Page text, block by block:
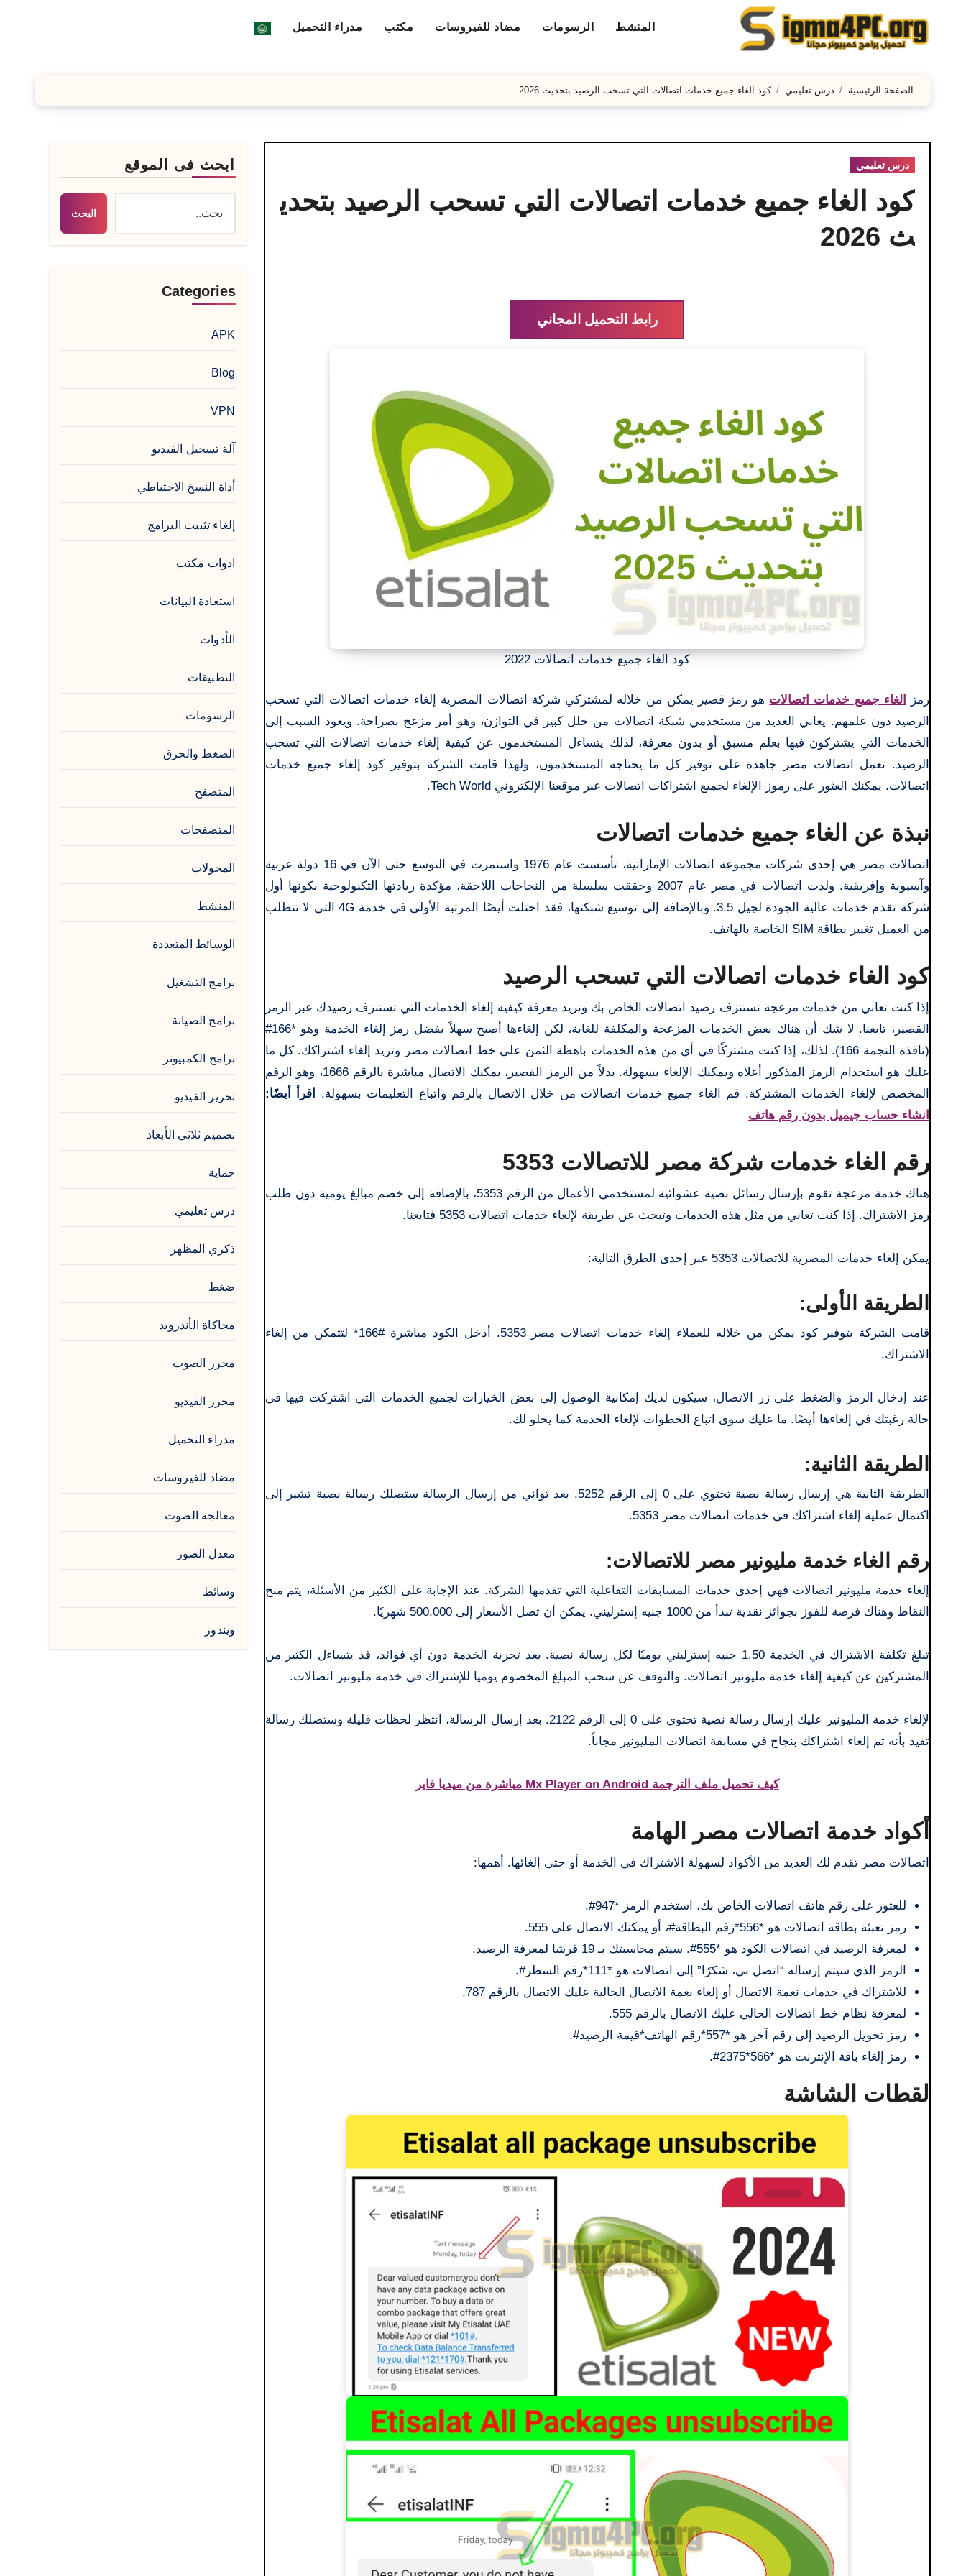
المنشط الرسومات مضاد للفيروسات مكتب مدراء التحميل
الصفحة الرئيسية درس تعليمي كود الغاء جميع خدمات اتصالات التي تسحب الرصيد بتحديث 2026
درس تعليمي
كود الغاء جميع خدمات اتصالات التي تسحب الرصيد بتحدي
ث 2026
رابط التحميل المجاني
كود الغاء جميع خدمات اتصالات 2022
رمز الغاء جميع خدمات اتصالات هو رمز قصير يمكن من خلاله لمشتركي شركة اتصالات المصرية إلغاء خدمات اتصالات التي تسحب
الرصيد دون علمهم. يعاني العديد من مستخدمي شبكة اتصالات من خلل كبير في التوازن، وهو أمر مزعج بصراحة. ويعود السبب إلى
الخدمات التي يشتركون فيها بعلم مسبق أو بدون معرفة، لذلك يتساءل المستخدمون عن كيفية إلغاء خدمات اتصالات التي تسحب
الرصيد. تعمل اتصالات مصر جاهدة على توفير كل ما يحتاجه المستخدمون، ولهذا قامت الشركة بتوفير كود إلغاء جميع خدمات
اتصالات. يمكنك العثور على رموز الإلغاء لجميع اشتراكات اتصالات عبر موقعنا الإلكتروني Tech World.
نبذة عن الغاء جميع خدمات اتصالات
اتصالات مصر هي إحدى شركات مجموعة اتصالات الإماراتية، تأسست عام 1976 واستمرت في التوسع حتى الآن في 16 دولة عربية
وآسيوية وإفريقية. ولدت اتصالات في مصر عام 2007 وحققت سلسلة من النجاحات اللاحقة، مؤكدة ريادتها التكنولوجية بكونها أول
شركة تقدم خدمات عالية الجودة لجيل 3.5. وبالإضافة إلى توسيع شبكتها، فقد احتلت أيضًا المرتبة الأولى في خدمة 4G التي لا تتطلب
من العميل تغيير بطاقة SIM الخاصة بالهاتف.
كود الغاء خدمات اتصالات التي تسحب الرصيد
إذا كنت تعاني من خدمات مزعجة تستنزف رصيد اتصالات الخاص بك وتريد معرفة كيفية إلغاء الخدمات التي تستنزف رصيدك عبر الرمز
القصير، تابعنا. لا شك أن هناك بعض الخدمات المزعجة والمكلفة للغاية، لكن إلغاءها أصبح سهلاً بفضل رمز إلغاء الخدمة وهو *166#
(نافذة النجمة 166). لذلك، إذا كنت مشتركًا في أي من هذه الخدمات باهظة الثمن على خط اتصالات مصر وتريد إلغاء اشتراكك. كل ما
عليك هو استخدام الرمز المذكور أعلاه ويمكنك الإلغاء بسهولة. بدلاً من الرمز القصير، يمكنك الاتصال مباشرة بالرقم 1666، وهو الرقم
المخصص لإلغاء الخدمات المشتركة. قم الغاء جميع خدمات اتصالات من خلال الاتصال بالرقم واتباع التعليمات بسهولة.
اقرأ أيضًا:
انشاء حساب جيميل بدون رقم هاتف
رقم الغاء خدمات شركة مصر للاتصالات 5353
هناك خدمة مزعجة تقوم بإرسال رسائل نصية عشوائية لمستخدمي الأعمال من الرقم 5353، بالإضافة إلى خصم مبالغ يومية دون طلب
رمز الاشتراك. إذا كنت تعاني من مثل هذه الخدمات وتبحث عن طريقة لإلغاء خدمات اتصالات 5353 فتابعنا.
يمكن إلغاء خدمات المصرية للاتصالات 5353 عبر إحدى الطرق التالية:
الطريقة الأولى:
قامت الشركة بتوفير كود يمكن من خلاله للعملاء إلغاء خدمات اتصالات مصر 5353. أدخل الكود مباشرة #166* لتتمكن من إلغاء
الاشتراك.
عند إدخال الرمز والضغط على زر الاتصال، سيكون لديك إمكانية الوصول إلى بعض الخيارات لجميع الخدمات التي اشتركت فيها في
حالة رغبتك في إلغاءها أيضًا. ما عليك سوى اتباع الخطوات لإلغاء الخدمة كما يحلو لك.
الطريقة الثانية:
الطريقة الثانية هي إرسال رسالة نصية تحتوي على 0 إلى الرقم 5252. بعد ثواني من إرسال الرسالة ستصلك رسالة نصية تشير إلى
اكتمال عملية إلغاء اشتراكك في خدمات اتصالات مصر 5353.
رقم الغاء خدمة مليونير مصر للاتصالات:
إلغاء خدمة مليونير اتصالات فهي إحدى خدمات المسابقات التفاعلية التي تقدمها الشركة. عند الإجابة على الكثير من الأسئلة، يتم منح
النقاط وهناك فرصة للفوز بجوائز نقدية تبدأ من 1000 جنيه إسترليني. يمكن أن تصل الأسعار إلى 500.000 شهريًا.
تبلغ تكلفة الاشتراك في الخدمة 1.50 جنيه إسترليني يوميًا لكل رسالة نصية. بعد تجربة الخدمة دون أي فوائد، قد يتساءل الكثير من
المشتركين عن كيفية إلغاء خدمة مليونير اتصالات. والتوقف عن سحب المبلغ المخصوم يوميا للإشتراك في خدمة مليونير اتصالات.
لإلغاء خدمة المليونير عليك إرسال رسالة نصية تحتوي على 0 إلى الرقم 2122. بعد إرسال الرسالة، انتظر لحظات قليلة وستصلك رسالة
تفيد بأنه تم إلغاء اشتراكك بنجاح في مسابقة اتصالات المليونير مجاناً.
كيف تحميل ملف الترجمة Mx Player on Android مباشرة من ميديا ​​فاير
أكواد خدمة اتصالات مصر الهامة
اتصالات مصر تقدم لك العديد من الأكواد لسهولة الاشتراك في الخدمة أو حتى إلغائها. أهمها:
للعثور على رقم هاتف اتصالات الخاص بك، استخدم الرمز *947#.
رمز تعبئة بطاقة اتصالات هو *556*رقم البطاقة#، أو يمكنك الاتصال على 555.
لمعرفة الرصيد في اتصالات الكود هو *555#. سيتم محاسبتك بـ 19 قرشا لمعرفة الرصيد.
الرمز الذي سيتم إرساله “اتصل بي، شكرًا” إلى اتصالات هو *111*رقم السطر#.
للاشتراك في خدمات نغمة الاتصال أو إلغاء نغمة الاتصال الحالية عليك الاتصال بالرقم 787.
لمعرفة نظام خط اتصالات الحالي عليك الاتصال بالرقم 555.
رمز تحويل الرصيد إلى رقم آخر هو *557*رقم الهاتف*قيمة الرصيد#.
رمز إلغاء باقة الإنترنت هو *566*2375#.
لقطات الشاشة
ابحث فى الموقع
البحث
Categories
APK
Blog
VPN
آلة تسجيل الفيديو
أداة النسخ الاحتياطي
إلغاء تثبيت البرامج
ادوات مكتب
استعادة البيانات
الأدوات
التطبيقات
الرسومات
الضغط والحرق
المتصفح
المتصفحات
المحولات
المنشط
الوسائط المتعددة
برامج التشغيل
برامج الصيانة
برامج الكمبيوتر
تحرير الفيديو
تصميم ثلاثي الأبعاد
حماية
درس تعليمي
ذكري المظهر
ضغط
محاكاة الأندرويد
محرر الصوت
محرر الفيديو
مدراء التحميل
مضاد للفيروسات
معالجة الصوت
معدل الصور
وسائط
ويندوز